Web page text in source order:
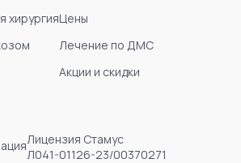
хирургияЦены
Лечение по ДМС
Акции и скидки
Лицензия Стамус
Л041-01126-23/00370271